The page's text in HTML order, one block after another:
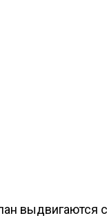
выдвигаются